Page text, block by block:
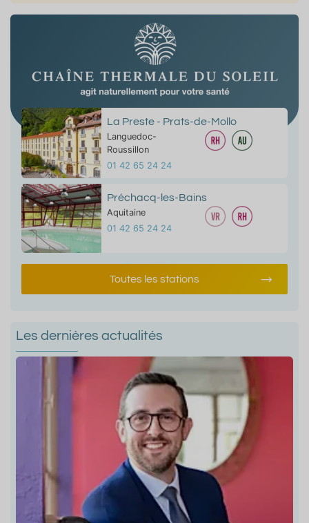
La Preste - Prats-de-Mollo
Languedoc-
Roussillon
01 42 65 24 24
Préchacq-les-Bains
Aquitaine
01 42 65 24 24
Toutes les stations
Les dernières actualités